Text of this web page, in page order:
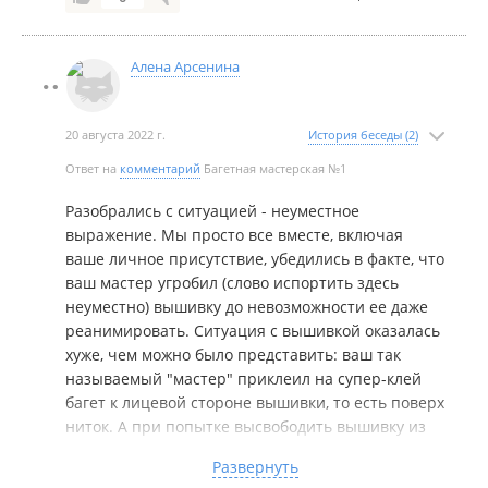
двусторонний скотч!!!
Хозяйка уже третий месяц отдыхает а Питере.
ребенок. Поэтому продавщицы мне заявили, что её
нельзя волновать.
КАРТИНУ!!! Это труд НЕСКОЛЬКИХ МЕСЯЦЕВ!!! Я
заплатила деньги и молча забрала картину, чтобы
переделать багет в другой мастерской. А итог -
выбрасываю картину!!! Реву взахлеб и выбрасываю
- УНИКАЛЬНЫЙ ТРУД НЕСКОЛЬКИХ МЕСЯЦЕВ!!!
Работа ОЧЕНЬ тонкая БЫЛА !!!
Алена Арсенина
20 августа 2022 г. История беседы (2)
Ответ на комментарий Багетная мастерская №1
Разобрались с ситуацией - неуместное
выражение. Мы просто все вместе, включая
ваше личное присутствие, убедились в факте, что
ваш мастер угробил (слово испортить здесь
неуместно) вышивку до невозможности ее даже
реанимировать. Ситуация с вышивкой оказалась
хуже, чем можно было представить: ваш так
называемый "мастер" приклеил на супер-клей
багет к лицевой стороне вышивки, то есть поверх
ниток. А при попытке высвободить вышивку из
аж до ниток и картина стала расползаться у нас
Развернуть